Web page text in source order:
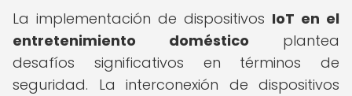
La implementación de dispositivos IoT en el
entretenimiento doméstico plantea
desafíos significativos en términos de
seguridad. La interconexión de dispositivos